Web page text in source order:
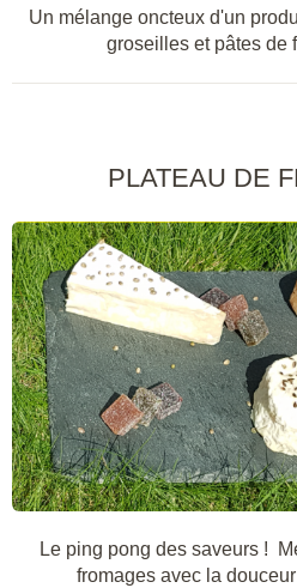
Un mélange oncteux d'un
groseilles et pâtes de
PLATEAU DE
Le ping pong des saveurs !
fromages avec la